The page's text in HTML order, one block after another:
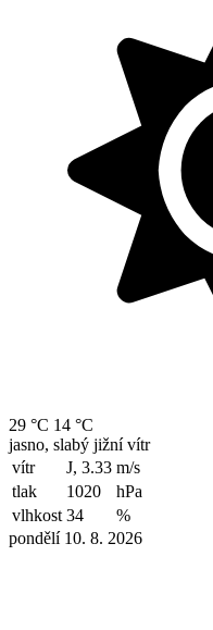
29 °C 14 °C
jasno, slabý jižní vítr
vítr
J, 3.33 m/s
tlak
1020
hPa
vlhkost 34
%
pondělí 10. 8. 2026